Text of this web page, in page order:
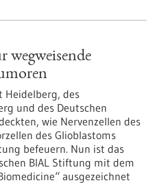
wegweisende
Heidelberg, des
und des Deutschen
wie Nervenzellen des
des Glioblastoms
befeuern. Nun ist das
BIAL Stiftung mit dem
ausgezeichnet